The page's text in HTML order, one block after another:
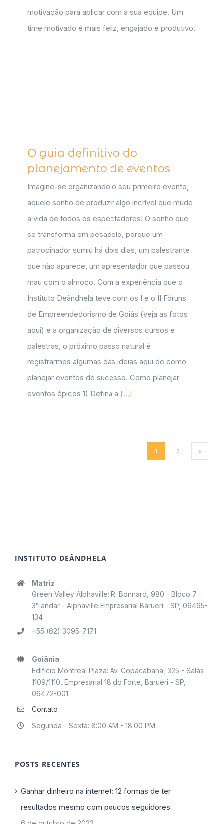
motivação para aplicar com a sua equipe. Um
time motivado é mais feliz, engajado e produtivo.
O guia definitivo do
planejamento de eventos
Imagine-se organizando o seu primeiro evento,
aquele sonho de produzir algo incrível que mude
a vida de todos os espectadores! O sonho que
se transforma em pesadelo, porque um
patrocinador sumiu há dois dias, um palestrante
que não aparece, um apresentador que passou
mau com o almoço. Com a experiência que o
Instituto Deândhela teve com os I e o II Fóruns
de Empreendedorismo de Goiás (veja as fotos
aqui) e a organização de diversos cursos e
palestras, o próximo passo natural é
registrarmos algumas das ideias aqui de como
planejar eventos de sucesso. Como planejar
eventos épicos 1) Defina a [...]
1 2
INSTITUTO DEÂNDHELA
Matriz
Green Valley Alphaville: R. Bonnard, 980 - Bloco 7 -
3° andar - Alphaville Empresarial Barueri - SP, 06465-
134
+55 (62) 3095-7171
Goiânia
Edifício Montreal Plaza: Av. Copacabana, 325 - Salas
1109/1110, Empresarial 18 do Forte, Barueri - SP,
06472-001
Contato
Segunda - Sexta: 8:00 AM - 18:00 PM
POSTS RECENTES
Ganhar dinheiro na internet: 12 formas de ter
resultados mesmo com poucos seguidores